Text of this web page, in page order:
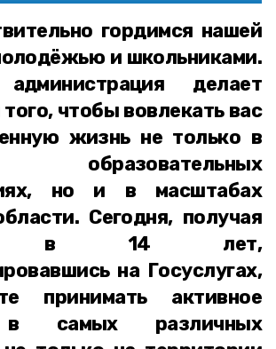
гордимся нашей
и школьниками.
делает
чтобы вовлекать вас
жизнь не только в
но и в масштабах
Сегодня, получая
в 14 лет,
на Госуслугах,
принимать активное
в самых различных